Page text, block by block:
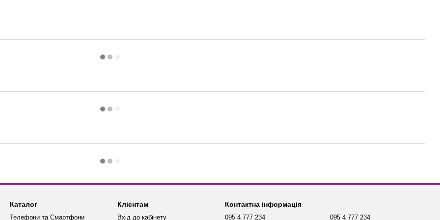
Каталог
Телефони та Смартфони
Клієнтам
Вхід до кабінету
Контактна інформація
095 4 777 234 095 4 777 234